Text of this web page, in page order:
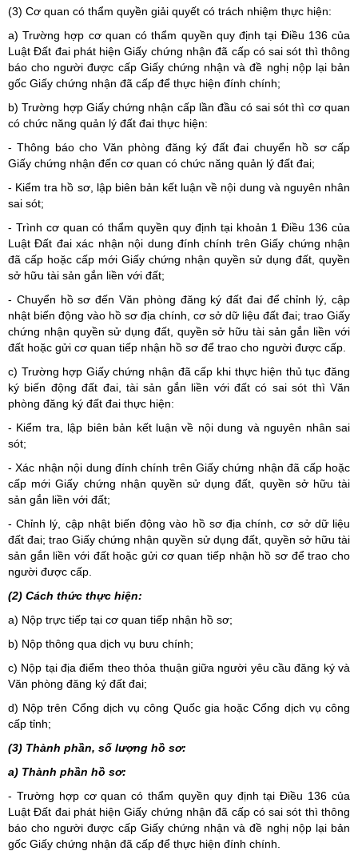
(3) Cơ quan có thẩm quyền giải quyết có trách nhiệm thực hiện:
a) Trường hợp cơ quan có thẩm quyền quy định tại Điều 136 của
Luật Đất đai phát hiện Giấy chứng nhận đã cấp có sai sót thì thông
báo cho người được cấp Giấy chứng nhận và đề nghị nộp lại bản
gốc Giấy chứng nhận đã cấp để thực hiện đính chính;
b) Trường hợp Giấy chứng nhận cấp lần đầu có sai sót thì cơ quan
có chức năng quản lý đất đai thực hiện:
- Thông báo cho Văn phòng đăng ký đất đai chuyển hồ sơ cấp
Giấy chứng nhận đến cơ quan có chức năng quản lý đất đai;
- Kiểm tra hồ sơ, lập biên bản kết luận về nội dung và nguyên nhân
sai sót;
- Trình cơ quan có thẩm quyền quy định tại khoản 1 Điều 136 của
Luật Đất đai xác nhận nội dung đính chính trên Giấy chứng nhận
đã cấp hoặc cấp mới Giấy chứng nhận quyền sử dụng đất, quyền
sở hữu tài sản gắn liền với đất;
- Chuyển hồ sơ đến Văn phòng đăng ký đất đai để chỉnh lý, cập
nhật biến động vào hồ sơ địa chính, cơ sở dữ liệu đất đai; trao Giấy
chứng nhận quyền sử dụng đất, quyền sở hữu tài sản gắn liền với
đất hoặc gửi cơ quan tiếp nhận hồ sơ để trao cho người được cấp.
c) Trường hợp Giấy chứng nhận đã cấp khi thực hiện thủ tục đăng
ký biến động đất đai, tài sản gắn liền với đất có sai sót thì Văn
phòng đăng ký đất đai thực hiện:
- Kiểm tra, lập biên bản kết luận về nội dung và nguyên nhân sai
sót;
- Xác nhận nội dung đính chính trên Giấy chứng nhận đã cấp hoặc
cấp mới Giấy chứng nhận quyền sử dụng đất, quyền sở hữu tài
sản gắn liền với đất;
- Chỉnh lý, cập nhật biến động vào hồ sơ địa chính, cơ sở dữ liệu
đất đai; trao Giấy chứng nhận quyền sử dụng đất, quyền sở hữu tài
sản gắn liền với đất hoặc gửi cơ quan tiếp nhận hồ sơ để trao cho
người được cấp.
(2) Cách thức thực hiện:
a) Nộp trực tiếp tại cơ quan tiếp nhận hồ sơ;
b) Nộp thông qua dịch vụ bưu chính;
c) Nộp tại địa điểm theo thỏa thuận giữa người yêu cầu đăng ký và
Văn phòng đăng ký đất đai;
d) Nộp trên Cổng dịch vụ công Quốc gia hoặc Cổng dịch vụ công
cấp tỉnh;
(3) Thành phần, số lượng hồ sơ:
a) Thành phần hồ sơ:
- Trường hợp cơ quan có thẩm quyền quy định tại Điều 136 của
Luật Đất đai phát hiện Giấy chứng nhận đã cấp có sai sót thì thông
báo cho người được cấp Giấy chứng nhận và đề nghị nộp lại bản
gốc Giấy chứng nhận đã cấp để thực hiện đính chính.